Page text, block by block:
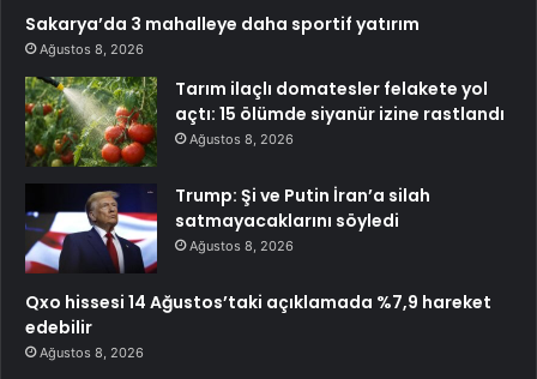
Sakarya’da 3 mahalleye daha sportif yatırım
Ağustos 8, 2026
Tarım ilaçlı domatesler felakete yol
açtı: 15 ölümde siyanür izine rastlandı
Ağustos 8, 2026
Trump: Şi ve Putin İran’a silah
satmayacaklarını söyledi
Ağustos 8, 2026
Qxo hissesi 14 Ağustos’taki açıklamada %7,9 hareket
edebilir
Ağustos 8, 2026